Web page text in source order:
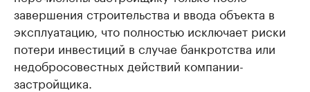
завершения строительства и ввода объекта в
эксплуатацию, что полностью исключает риски
потери инвестиций в случае банкротства или
недобросовестных действий компании-
застройщика.